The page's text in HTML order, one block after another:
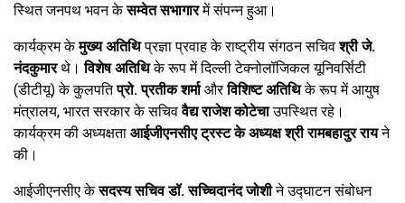
स्थित जनपथ भवन केसम्वेत सभागारमें संपन्न हुआ।
कार्यक्रम केमुख्य अतिथिप्रज्ञा प्रवाह के राष्ट्रीय संगठन सचिवश्री जे.
नंदकुमारथे।विशेष अतिथिके रूप में दिल्ली टेक्नोलॉजिकल यूनिवर्सिटी
(डीटीयू) के कुलपतिप्रो. प्रतीक शर्माऔरविशिष्ट अतिथिके रूप में आयुष
मंत्रालय, भारत सरकार के सचिववैद्य राजेश कोटेचाउपस्थित रहे।
कार्यक्रम की अध्यक्षता आईजीएनसीए ट्रस्ट के अध्यक्ष श्री रामबहादुर रायने
की।
आईजीएनसीए केसदस्य सचिव डॉ. सच्चिदानंद जोशीने उद्घाटन संबोधन